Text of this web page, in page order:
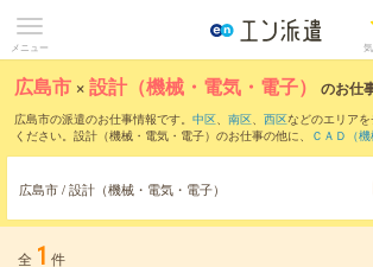
メニュー
広島市 ×設計（機械・電気・電子） のお仕
広島市の派遣のお仕事情報です。 中区、 南区、 西区などのエリア
ください。設計（機械・電気・電子）のお仕事の他に、
ＣＡＤ（
などのこだわり条件で絞り
す。職種辞典： 設計（機械・電気・電子）のお仕事とは？とは？
広島市 / 設計（機械・電気・電子）
全 1 件